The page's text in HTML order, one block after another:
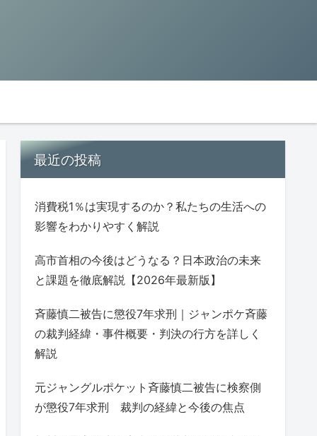
最近の投稿
消費税1％は実現するのか？私たちの生活への
影響をわかりやすく解説
高市首相の今後はどうなる？日本政治の未来
と課題を徹底解説【2026年最新版】
斉藤慎二被告に懲役7年求刑｜ジャンポケ斉藤
の裁判経緯・事件概要・判決の行方を詳しく
解説
元ジャングルポケット斉藤慎二被告に検察側
が懲役7年求刑 裁判の経緯と今後の焦点